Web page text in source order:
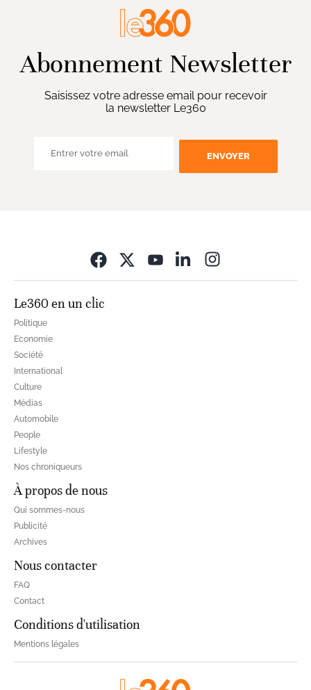
Abonnement Newsletter
Saisissez votre adresse email pour recevoir
la newsletter Le360
ENVOYER
Le360 en un clic
Politique
Economie
Société
International
Culture
Médias
Automobile
People
Lifestyle
Nos chroniqueurs
À propos de nous
Qui sommes-nous
Publicité
Archives
Nous contacter
FAQ
Contact
Conditions d'utilisation
Mentions légales